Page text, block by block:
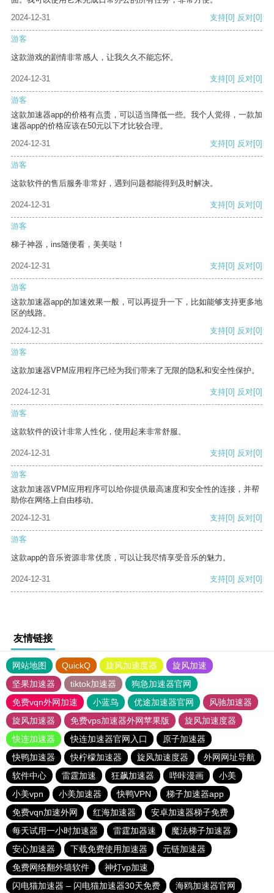
2024-12-31
支持[0] 反对[0]
游客
这款游戏的剧情非常感人，让我久久不能忘怀。
2024-12-31 支持[0] 反对[0]
游客
这款加速器app的价格有点贵，可以适当降低一些。我个人觉得，一款加
速器app的价格应该在50元以下才比较合理。
2024-12-31
支持[0] 反对[0]
游客
这款软件的售后服务非常好，遇到问题都能得到及时解决。
2024-12-31 支持[0] 反对[0]
游客
梯子神器，ins随便看，美美哒！
2024-12-31 支持[0] 反对[0]
游客
这款加速器app的加速效果一般，可以再提升一下，比如能够支持更多地
区的线路。
2024-12-31
支持[0] 反对[0]
游客
这款加速器VPM应用程序已经为我们带来了无限的隐私和安全性保护。
2024-12-31 支持[0] 反对[0]
游客
这款软件的设计非常人性化，使用起来非常舒服。
2024-12-31 支持[0] 反对[0]
游客
这款加速器VPM应用程序可以给你提供最高速度和安全性的连接，并帮
助你在网络上自由移动。
2024-12-31
支持[0] 反对[0]
游客
这款app的音乐资源非常优质，可以让我尽情享受音乐的魅力。
2024-12-31 支持[0] 反对[0]
友情链接
网站地图 QuickQ 旋风加速度器
旋风加速
坚果加速器
tiktok加速器
狗急加速器官网
免费vqn外网加速
小蓝鸟 优途加速器官网
风驰加速器
旋风加速器
免费vps加速器外网苹果版
旋风加速度器
快连加速器
快连加速器官网入口
原子加速器
快鸭加速器
快柠檬加速器 旋风加速度器
外网网址导航
软件中心
雷霆加速 狂飙加速器 哔咔漫画
小美
小美vpn
小美加速器 快鸭VPN
梯子加速器app
免费vqn加速外网
红海加速器
安卓加速器梯子免费
每天试用一小时加速器
雷霆加器速
魔法梯子加速器
安心加速器
下载免费使用加速器
元链加速器
免费网络翻外墙软件
神灯vp加速
闪电猫加速器 – 闪电猫加速器30天免费
海鸥加速器官网